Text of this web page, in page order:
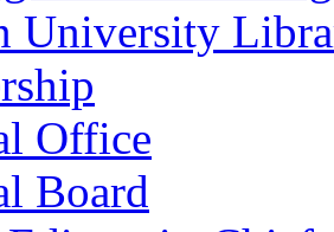
University
Office
Board